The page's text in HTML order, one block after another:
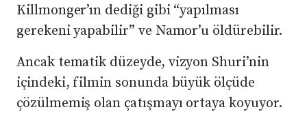
Killmonger’ın dediği gibi “yapılması
gerekeni yapabilir” ve Namor’u öldürebilir.
Ancak tematik düzeyde, vizyon Shuri’nin
içindeki, filmin sonunda büyük ölçüde
çözülmemiş olan çatışmayı ortaya koyuyor.